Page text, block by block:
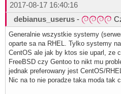
2017-08-17 16:40:16
debianus_userus -
Generalnie wszystkie systemy
oparte sa na RHEL. Tylko systemy
CentOS ale jak by ktos sie uparl, ze
FreeBSD czy Gentoo to nikt mu
jednak preferowany jest CentOS/
Nic na to nie poradze taka moda tak